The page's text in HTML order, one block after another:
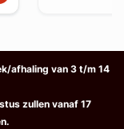
afhaling van 3 t/m 14
zullen vanaf 17